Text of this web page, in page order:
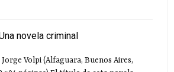
novela criminal
Volpi (Alfaguara, Buenos Aires,